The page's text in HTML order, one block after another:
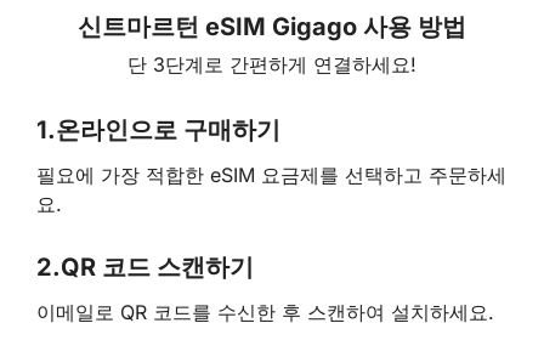
신트마르턴 eSIM Gigago 사용 방법
단 3단계로 간편하게 연결하세요!
1.온라인으로 구매하기
필요에 가장 적합한 eSIM 요금제를 선택하고 주문하세
요.
2.QR 코드 스캔하기
이메일로 QR 코드를 수신한 후 스캔하여 설치하세요.